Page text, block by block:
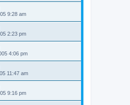
9:28 am
2:23 pm
4:06 pm
11:47 am
9:16 pm